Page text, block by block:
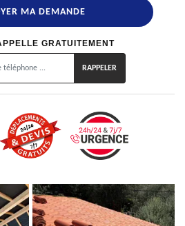
GRATUITEMENT